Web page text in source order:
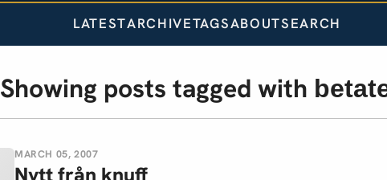
LATESTARCHIVETAGSABOUTSEARCH
Showing posts tagged with
MARCH 05, 2007
Nytt från knuff